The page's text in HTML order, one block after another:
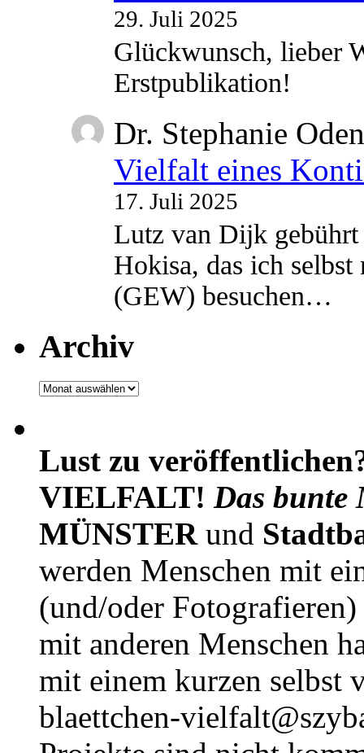
29. Juli 2025
Glückwunsch, lieber
Erstpublikation!
Dr. Stephanie
Vielfalt eines
17. Juli 2025
Lutz van Dijk
Hokisa, das ich
(GEW) besuchen…
Archiv
Archiv
Lust zu
VIELFALT! Das bunte
MÜNSTERund
werden Menschen mit
(und/oder
mit anderen Menschen
mit einem kurzen selbst
blaettchen-